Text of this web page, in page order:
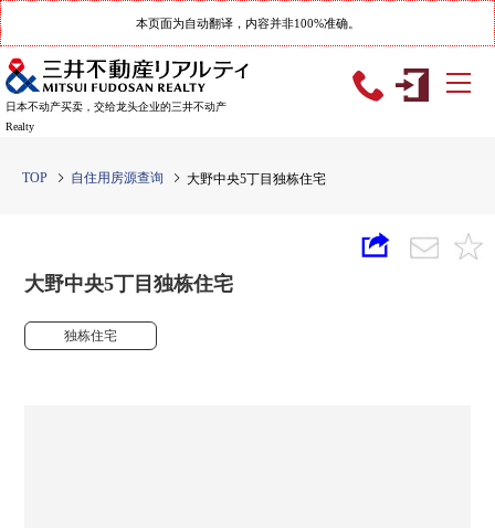
本页面为自动翻译，内容并非100%准确。
日本不动产买卖，交给龙头企业的三井不动产
Realty
TOP 自住用房源查询 大野中央5丁目独栋住宅
大野中央5丁目独栋住宅
独栋住宅